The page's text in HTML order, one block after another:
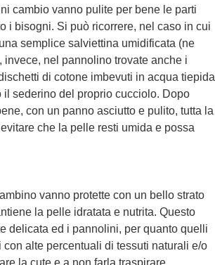
cambio vanno pulite per bene le parti
i bisogni. Si può ricorrere, nel caso in cui
semplice salviettina umidificata (ne
nel pannolino trovate anche i
di cotone imbevuti in acqua tiepida
sederino del proprio cucciolo. Dopo
con un panno asciutto e pulito, tutta la
che la pelle resti umida e possa
vanno protette con un bello strato
la pelle idratata e nutrita. Questo
delicata ed i pannolini, per quanto quelli
alte percentuali di tessuti naturali e/o
la cute e a non farla traspirare